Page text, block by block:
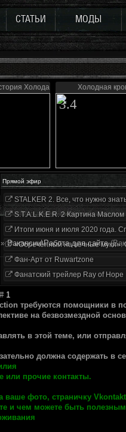
СТАТЬИ МОДЫ
Холода Холодная
3.4
Прямой эфир
STALKER 2. Все, что нужно
S.T.A.L.K.E.R. 2 Картина Маслом
Итоги июня и июля 2020 года.
«Обречённый на вечные муки».
Фан-Арт от Ruwartzone
Фанатский трейлер Ray of Hope
» Вакансии\Работа для сайта
1
требуются помощники в
на безвозмездной
в этой теме, или
должна содержать в
или прочие контакты.
ваше фото, страничку
и чем можете быть